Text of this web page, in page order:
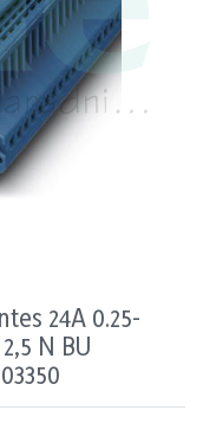
24A 0.25-
N BU